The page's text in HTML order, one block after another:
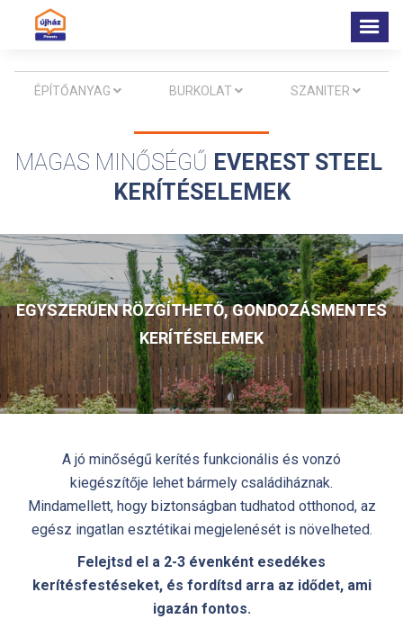
ÉPÍTŐANYAG  BURKOLAT  SZANITER 
MAGAS MINŐSÉGŰ EVEREST STEEL
KERÍTÉSELEMEK
EGYSZERŰEN RÖZGÍTHETŐ, GONDOZÁSMENTES
KERÍTÉSELEMEK
A jó minőségű kerítés funkcionális és vonzó
kiegészítője lehet bármely családiháznak.
Mindamellett, hogy biztonságban tudhatod otthonod, az
egész ingatlan esztétikai megjelenését is növelheted.
Felejtsd el a 2-3 évenként esedékes
kerítésfestéseket, és fordítsd arra az idődet, ami
igazán fontos.